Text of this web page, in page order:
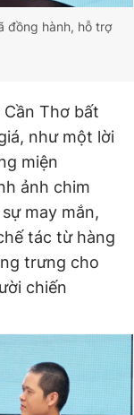
đồng hành, hỗ trợ
Thơ bất
như một lời
miện
ảnh chim
may mắn,
tác từ hàng
trưng cho
chiến